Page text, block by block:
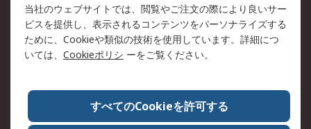
RSについて
会社概要
採用情報
プレスリリース＆お知ら
コーポレートサイト
全世界のRS
RSの歴史
ESGへの取り組み（英語）
認証について
当社のウェブサイトでは、閲覧やご注文の際により良いサー
ビスを提供し、表示されるコンテンツをパーソナライズする
ために、Cookieや類似の技術を使用しています。詳細につ
いては、 Cookieポリシ ーをご覧ください。
すべてのCookieを許可する